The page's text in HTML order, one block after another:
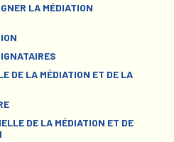
LA MÉDIATION
DE LA MÉDIATION ET DE LA
DE LA MÉDIATION ET DE